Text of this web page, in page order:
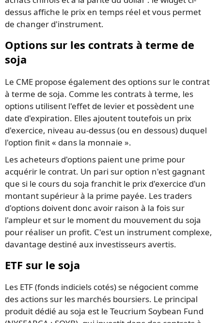
dessus affiche le prix en temps réel et vous permet
de changer d'instrument.
Options sur les contrats à terme de
soja
Le CME propose également des options sur le contrat
à terme de soja. Comme les contrats à terme, les
options utilisent l'effet de levier et possèdent une
date d'expiration. Elles ajoutent toutefois un prix
d'exercice, niveau au-dessus (ou en dessous) duquel
l'option finit « dans la monnaie ».
Les acheteurs d'options paient une prime pour
acquérir le contrat. Un pari sur option n'est gagnant
que si le cours du soja franchit le prix d'exercice d'un
montant supérieur à la prime payée. Les traders
d'options doivent donc avoir raison à la fois sur
l'ampleur et sur le moment du mouvement du soja
pour réaliser un profit. C'est un instrument complexe,
davantage destiné aux investisseurs avertis.
ETF sur le soja
Les ETF (fonds indiciels cotés) se négocient comme
des actions sur les marchés boursiers. Le principal
produit dédié au soja est le Teucrium Soybean Fund